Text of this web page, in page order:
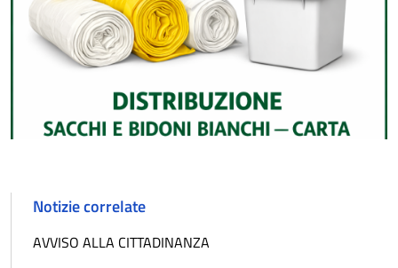
Notizie correlate
AVVISO ALLA CITTADINANZA